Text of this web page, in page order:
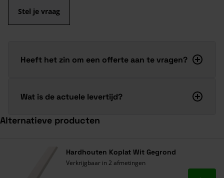
Stel je vraag
Heeft het zin om een offerte aan te vragen?
Wat is de actuele levertijd?
Alternatieve producten
Hardhouten Koplat Wit Gegrond
Verkrijgbaar in 2 afmetingen